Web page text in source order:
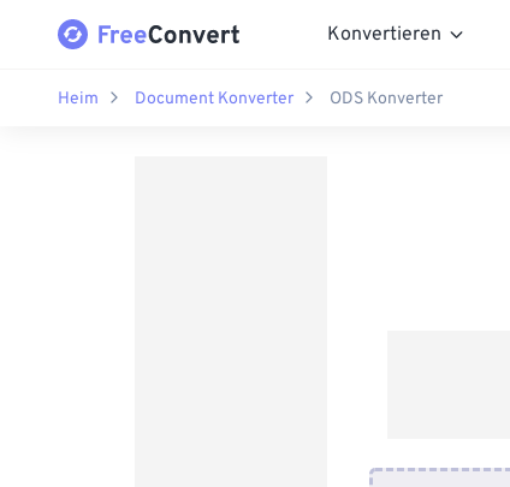
Konvertieren
Heim Document Konverter ODS Konverter